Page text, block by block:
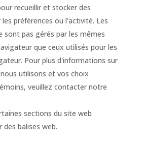
recueillir et stocker des
préférences ou l'activité. Les
sont pas gérés par les mêmes
que ceux utilisés pour les
Pour plus d'informations sur
utilisons et vos choix
veuillez contacter notre
sections du site web
balises web.